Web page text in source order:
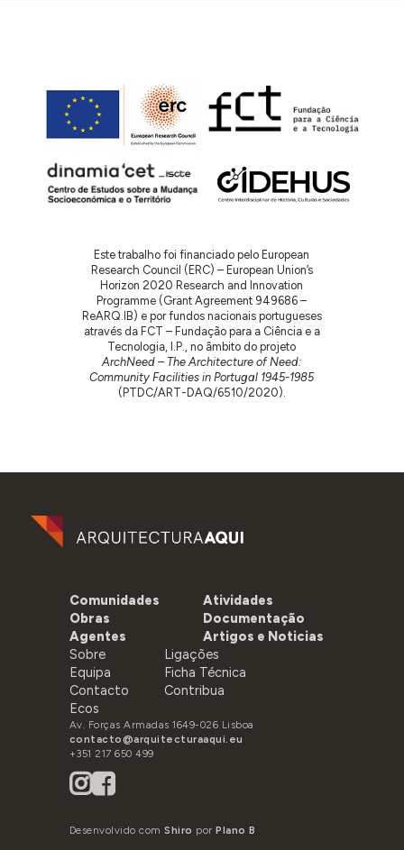
Este trabalho foi financiado pelo European
Research Council (ERC) – European Union’s
Horizon 2020 Research and Innovation
Programme (Grant Agreement 949686 –
ReARQ.IB) e por fundos nacionais portugueses
através da FCT – Fundação para a Ciência e a
Tecnologia, I.P., no âmbito do projeto
ArchNeed – The Architecture of Need:
Community Facilities in Portugal 1945-1985
(PTDC/ART-DAQ/6510/2020).
Comunidades
Obras
Agentes
Atividades
Documentação
Artigos e Noticias
Sobre
Equipa
Contacto
Ecos
Ligações
Ficha Técnica
Contribua
Av. Forças Armadas 1649-026 Lisboa
contacto@arquitecturaaqui.eu
+351 217 650 499
Desenvolvido comShiro porPlano B